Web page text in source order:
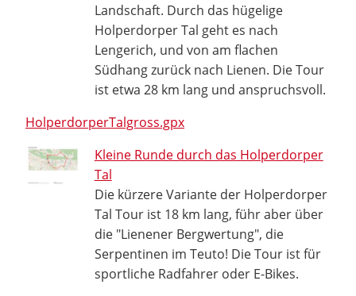
Landschaft. Durch das hügelige
Holperdorper Tal geht es nach
Lengerich, und von am flachen
Südhang zurück nach Lienen. Die Tour
ist etwa 28 km lang und anspruchsvoll.
HolperdorperTalgross.gpx
Kleine Runde durch das Holperdorper
Tal
Die kürzere Variante der Holperdorper
Tal Tour ist 18 km lang, führ aber über
die "Lienener Bergwertung", die
Serpentinen im Teuto! Die Tour ist für
sportliche Radfahrer oder E-Bikes.